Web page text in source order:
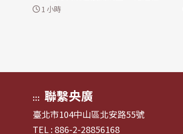
導，當地時間6日晚間10點左右，位
1 小時
::: 聯繫央廣
臺北市104中山區北安路55號
TEL : 886-2-28856168